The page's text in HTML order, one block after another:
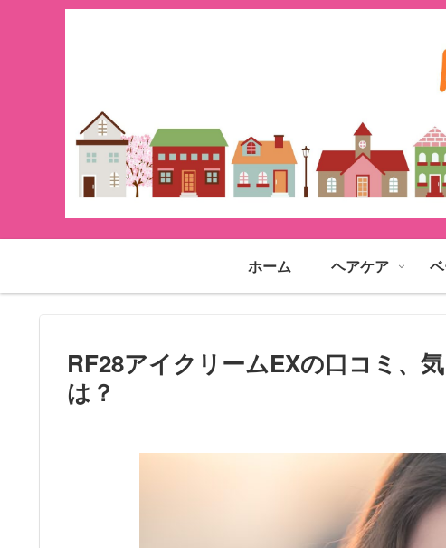
ホーム ヘアケア
RF28アイクリームEXの口コミ、
は？